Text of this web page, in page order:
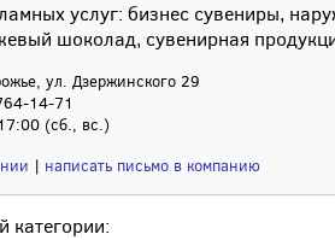
услуг: бизнес сувениры,
шоколад, сувенирная
ул. Дзержинского 29
14-71
(сб., вс.)
| написать письмо в компанию
категории: